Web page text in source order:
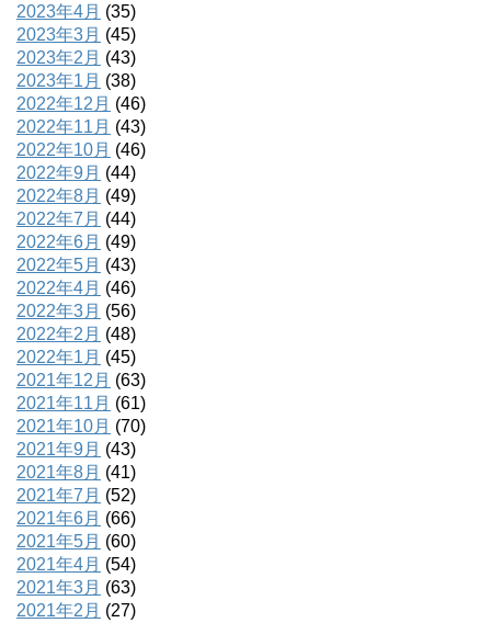
2023年4月 (35)
2023年3月 (45)
2023年2月 (43)
2023年1月 (38)
2022年12月 (46)
2022年11月 (43)
2022年10月 (46)
2022年9月 (44)
2022年8月 (49)
2022年7月 (44)
2022年6月 (49)
2022年5月 (43)
2022年4月 (46)
2022年3月 (56)
2022年2月 (48)
2022年1月 (45)
2021年12月 (63)
2021年11月 (61)
2021年10月 (70)
2021年9月 (43)
2021年8月 (41)
2021年7月 (52)
2021年6月 (66)
2021年5月 (60)
2021年4月 (54)
2021年3月 (63)
2021年2月 (27)